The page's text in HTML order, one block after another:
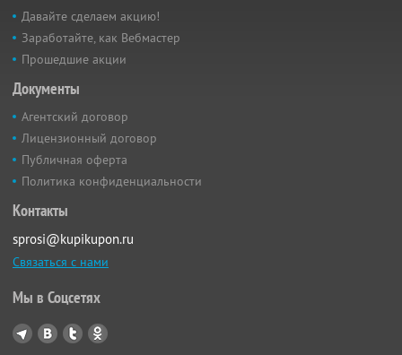
Давайте сделаем акцию!
Заработайте, как Вебмастер
Прошедшие акции
Документы
Агентский договор
Лицензионный договор
Публичная оферта
Политика конфиденциальности
Контакты
sprosi@kupikupon.ru
Связаться с нами
Мы в Соцсетях